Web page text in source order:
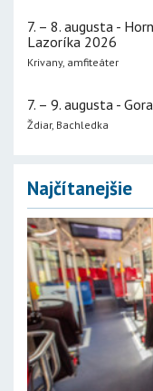
7. – 8. augusta -
Lazoríka 2026
Krivany, amfiteáter
7. – 9. augusta -
Ždiar, Bachledka
Najčítanejšie